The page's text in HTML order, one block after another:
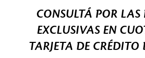
CONSULTÁ POR LAS
EXCLUSIVAS EN
TARJETA DE CRÉDITO